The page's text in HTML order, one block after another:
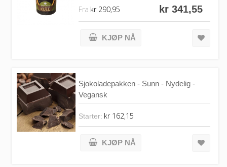
kr 341,55
Fra kr 290,95
KJØP NÅ
Sjokoladepakken - Sunn - Nydelig -
Vegansk
Starter: kr 162,15
KJØP NÅ